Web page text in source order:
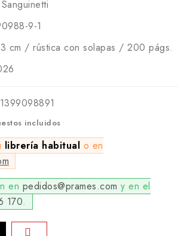
9-1
cm / rústica con solapas / 200 págs.
incluidos
librería habitual o en
en pedidos@prames.com y en el
170.